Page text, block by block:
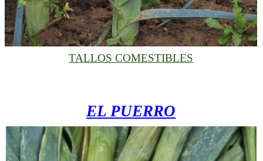
TALLOS COMESTIBLES
EL PUERRO